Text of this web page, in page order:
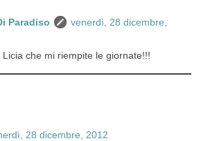
Paradiso
venerdì, 28 dicembre,
Licia che mi riempite le giornate!!!
28 dicembre, 2012